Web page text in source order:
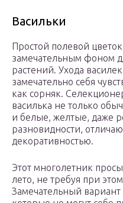
Васильки
Простой полевой
замечательным фоном
растений. Ухода
замечательно себя
как сорняк.
василька не только
и белые, желтые, даже
разновидности,
декоративностью.
Этот многолетник
лето, не требуя при
Замечательный вариант